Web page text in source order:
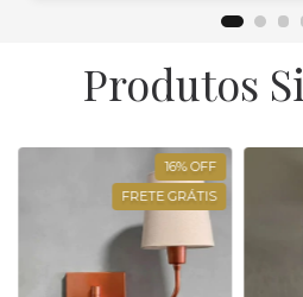
Produtos
16%OFF
FRETE GRÁTIS